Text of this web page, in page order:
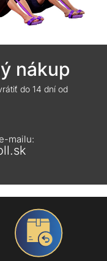
nákup
do 14 dní od
mailu: